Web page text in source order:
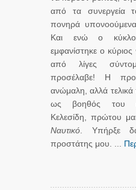
από τα συνεργεία
πονηρά
Και ενώ ο
εμφανίστηκε ο
από λίγες
προσέλαβε! Η
ανώμαλη, αλλά τελικά
ως βοηθός του
Κελεσίδη, πρώτου
Ναυτικό . Υπήρξε
προστάτης μου. ...